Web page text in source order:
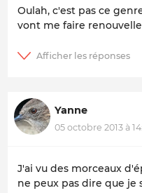
Oulah, c'est pas ce
vont me faire
Yanne
05 octobre 2013 à
J'ai vu des morceaux
ne peux pas dire que je